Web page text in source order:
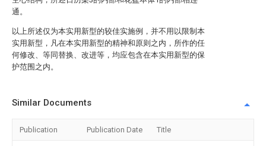
通。
以上所述仅为本实用新型的较佳实施例，并不用以限制本
实用新型，凡在本实用新型的精神和原则之内，所作的任
何修改、等同替换、改进等，均应包含在本实用新型的保
护范围之内。
Similar Documents
Publication Publication Date Title